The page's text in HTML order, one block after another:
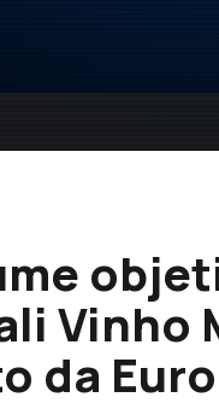
Vinho
da